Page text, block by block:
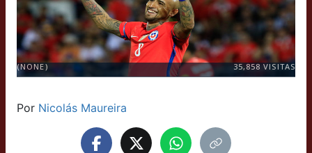
(NONE) 35,858 VISITAS
Por Nicolás Maureira